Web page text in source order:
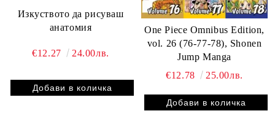
Изкуството да рисуваш
анатомия
€12.27 24.00лв.
One Piece Omnibus Edition,
vol. 26 (76-77-78), Shonen
Jump Manga
€12.78
25.00лв.